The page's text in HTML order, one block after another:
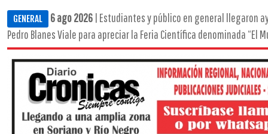
GENERAL 6 ago 2026 | Estudiantes y público en general llegaron
Pedro Blanes Viale para apreciar la Feria Científica denominada “El